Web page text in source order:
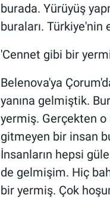
burada. Yürüyüş
buraları.
'Cennet gibi bir
Belenova'ya
yanına gelmiştik.
yermiş. Gerçekten o
gitmeyen bir insan
İnsanların hepsi
de gelmişim. Hiç
bir yermiş. Çok